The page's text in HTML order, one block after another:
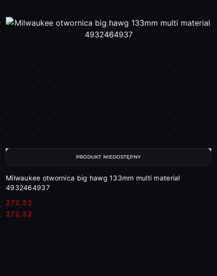
Milwaukee otwornica big hawg 133mm multi material
4932464937
Cena:
272.32
Cena:
272.32
PRODUKT NIEDOSTĘPNY